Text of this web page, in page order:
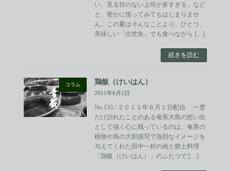
い、見る目のない上司が多すぎる」など
と、密かに憤ってみてもはじまりませ
ん。この夏はそんなことより、ひとつ、
美味しい「出世魚」でも食べながら […]
続きを読む
コラム 鶏飯（けいはん）
2011年6月1日
No.133 / ２０１１年６月１日配信 一度
だけ訪れたことのある奄美大島の想い出
として強く心に残っているのは、奄美の
植物や鳥の大胆描写で強烈なイメージを
与えてくれた田中一村の画と郷土料理
「鶏飯（けいはん）」のふたつで […]